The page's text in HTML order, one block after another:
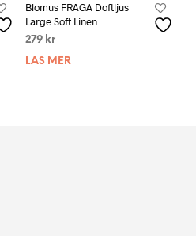
Blomus FRAGA Doftljus
Large Soft Linen
279 kr
LÄS MER